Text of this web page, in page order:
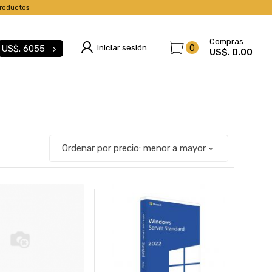
US$. 6055 Iniciar sesión 0
Compras
US$. 0.00